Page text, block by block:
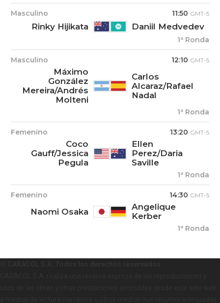
Masculino 11:50 GMT-5
Rinky Hijikata Daniil Medvedev
1ª Ronda
Masculino 12:10 GMT-5
Máximo
González
Mereira/Andrés
Molteni
Carlos
Alcaraz/Rafael
Nadal
1ª Ronda
Femenino 13:20 GMT-5
Coco
Gauff/Jessica
Pegula
Ellen
Perez/Daria
Saville
1ª Ronda
Femenino 14:30 GMT-5
Naomi Osaka
Angelique
Kerber
1ª Ronda